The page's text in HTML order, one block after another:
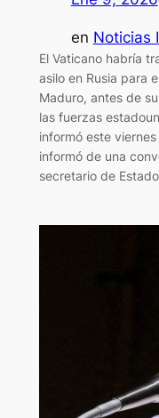
en Noticias
El Vaticano habría
asilo en Rusia para
Maduro, antes de
las fuerzas
informó este
informó de una
secretario de